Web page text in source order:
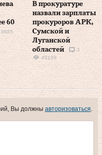
60
В прокуратуре
назвали зарплаты
прокуроров АРК,
Сумской и
Луганской
областей
3
49199
Вы должны авторизоваться.